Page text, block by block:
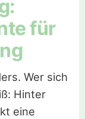
für
Wer sich
Hinter
eine